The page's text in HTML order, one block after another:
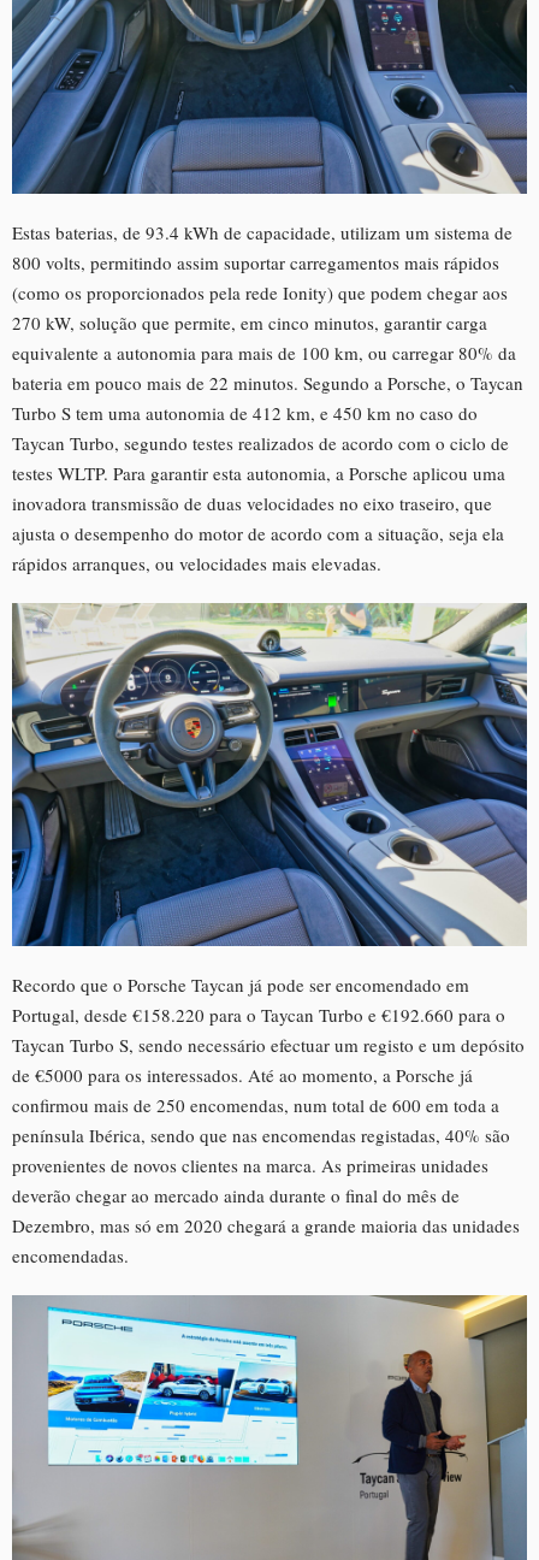
Estas baterias, de 93.4 kWh de capacidade, utilizam um sistema de
800 volts, permitindo assim suportar carregamentos mais rápidos
(como os proporcionados pela rede Ionity) que podem chegar aos
270 kW, solução que permite, em cinco minutos, garantir carga
equivalente a autonomia para mais de 100 km, ou carregar 80% da
bateria em pouco mais de 22 minutos. Segundo a Porsche, o Taycan
Turbo S tem uma autonomia de 412 km, e 450 km no caso do
Taycan Turbo, segundo testes realizados de acordo com o ciclo de
testes WLTP. Para garantir esta autonomia, a Porsche aplicou uma
inovadora transmissão de duas velocidades no eixo traseiro, que
ajusta o desempenho do motor de acordo com a situação, seja ela
rápidos arranques, ou velocidades mais elevadas.
Recordo que o Porsche Taycan já pode ser encomendado em
Portugal, desde €158.220 para o Taycan Turbo e €192.660 para o
Taycan Turbo S, sendo necessário efectuar um registo e um depósito
de €5000 para os interessados. Até ao momento, a Porsche já
confirmou mais de 250 encomendas, num total de 600 em toda a
península Ibérica, sendo que nas encomendas registadas, 40% são
provenientes de novos clientes na marca. As primeiras unidades
deverão chegar ao mercado ainda durante o final do mês de
Dezembro, mas só em 2020 chegará a grande maioria das unidades
encomendadas.